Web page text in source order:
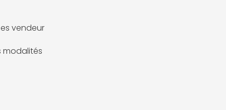
vendeur
modalités